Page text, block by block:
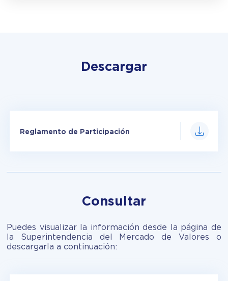
Descargar
Reglamento de Participación
Consultar
Puedes visualizar la información desde la página de
la Superintendencia del Mercado de Valores o
descargarla a continuación: